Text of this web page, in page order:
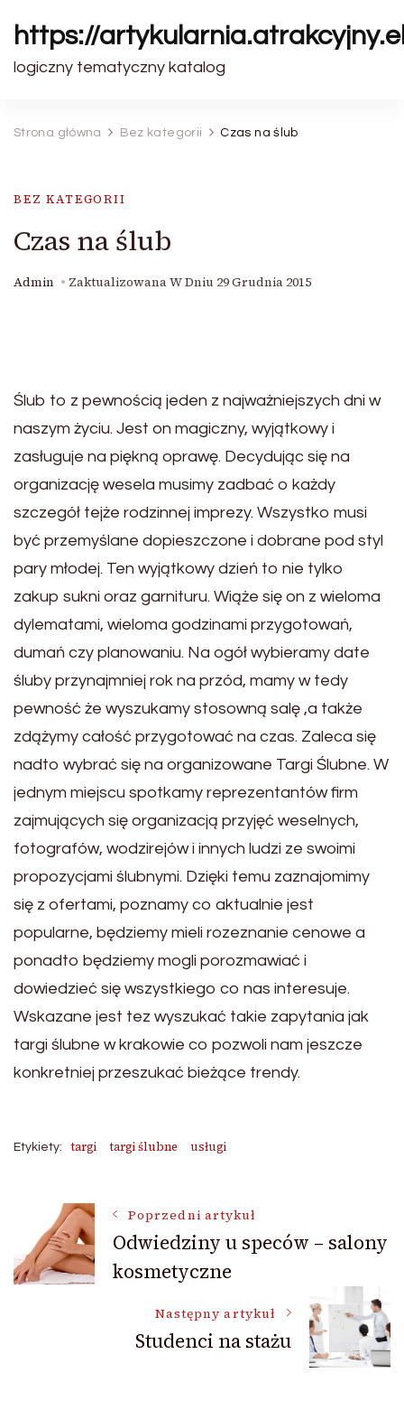
https://
logiczny tematyczny katalog
Strona główna Bez kategorii Czas na ślub
BEZ KATEGORII
Czas na ślub
Admin Zaktualizowana W Dniu 29 Grudnia 2015
Ślub to z pewnością jeden z najważniejszych dni w
naszym życiu. Jest on magiczny, wyjątkowy i
zasługuje na piękną oprawę. Decydując się na
organizację wesela musimy zadbać o każdy
szczegół tejże rodzinnej imprezy. Wszystko musi
być przemyślane dopieszczone i dobrane pod styl
pary młodej. Ten wyjątkowy dzień to nie tylko
zakup sukni oraz garnituru. Wiąże się on z wieloma
dylematami, wieloma godzinami przygotowań,
dumań czy planowaniu. Na ogół wybieramy date
śluby przynajmniej rok na przód, mamy w tedy
pewność że wyszukamy stosowną salę ,a także
zdążymy całość przygotować na czas. Zaleca się
nadto wybrać się na organizowane Targi Ślubne. W
jednym miejscu spotkamy reprezentantów firm
zajmujących się organizacją przyjęć weselnych,
fotografów, wodzirejów i innych ludzi ze swoimi
propozycjami ślubnymi. Dzięki temu zaznajomimy
się z ofertami, poznamy co aktualnie jest
popularne, będziemy mieli rozeznanie cenowe a
ponadto będziemy mogli porozmawiać i
dowiedzieć się wszystkiego co nas interesuje.
Wskazane jest tez wyszukać takie zapytania jak
targi ślubne w krakowie co pozwoli nam jeszcze
konkretniej przeszukać bieżące trendy.
Etykiety: targi targi ślubne usługi
Nawigacja
wpisu
Poprzedni artykuł
Odwiedziny u speców – salony
kosmetyczne
Następny artykuł
Studenci na stażu